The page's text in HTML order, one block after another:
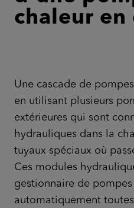
chaleur en
Une cascade de
en utilisant plusieurs
extérieures qui sont
hydrauliques dans la
tuyaux spéciaux où
Ces modules
gestionnaire de
automatiquement